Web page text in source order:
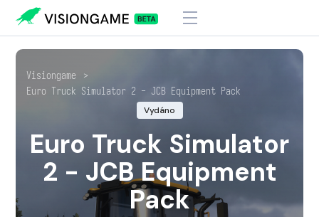
Visiongame
>
Euro Truck Simulator 2 - JCB Equipment Pack
Vydáno
Euro Truck Simulator
2 - JCB Equipment
Pack